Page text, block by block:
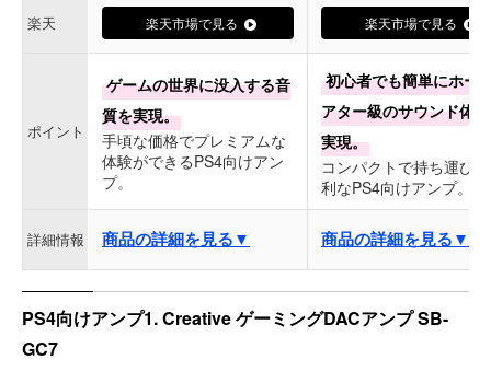
楽天 楽天市場で見る 楽天市場で見る
ポイント
ゲームの世界に没入する音
質を実現。
手頃な価格でプレミアムな
体験ができるPS4向けアン
プ。
初心者でも簡単にホー
アター級のサウンド体
実現。
コンパクトで持ち運び
利なPS4向けアンプ。
詳細情報 商品の詳細を見る▼ 商品の詳細を見る▼
PS4向けアンプ1. Creative ゲーミングDACアンプ SB-
GC7